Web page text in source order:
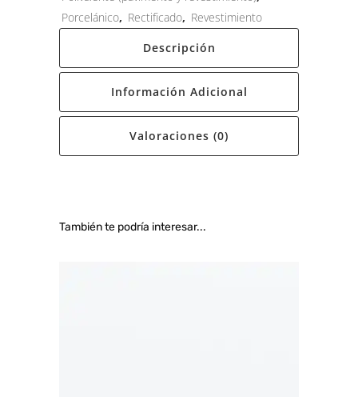
Porcelánico, Rectificado, Revestimiento
Descripción
Información Adicional
Valoraciones (0)
También te podría interesar...